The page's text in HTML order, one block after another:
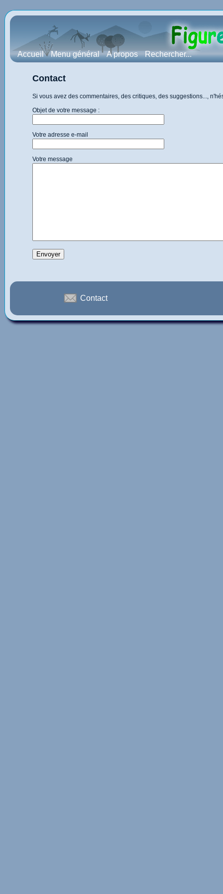
Accueil Menu général A propos Rechercher...
Contact
Si vous avez des commentaires, des critiques, des suggestions...,
Objet de votre message :
Votre adresse e-mail
Votre message
Contact